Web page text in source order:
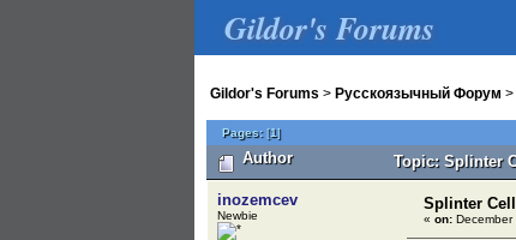
Gildor's Forums
Gildor's Forums > Русскоязычный Форум >
Pages:[1]
Author Topic: Splinter
inozemcev
Newbie
Splinter
« on: